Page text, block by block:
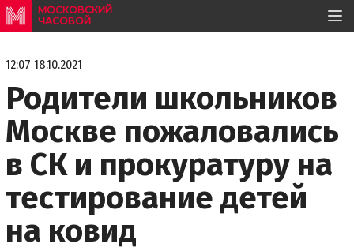
МОСКОВСКИЙ
ЧАСОВОЙ
12:07 18.10.2021
Родители школьников
Москве пожаловались
в СК и прокуратуру на
тестирование детей
на ковид